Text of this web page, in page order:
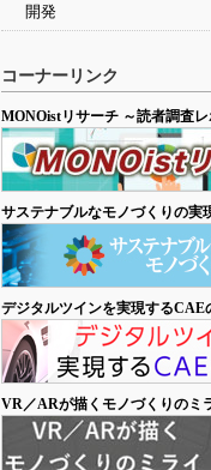
開発
コーナーリンク
MONOistリサーチ ～読者調査
サステナブルなモノづくりの実
デジタルツインを実現するCAE
VR／ARが描くモノづくりのミ